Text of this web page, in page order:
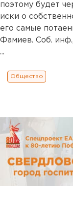
поэтому будет
иски о
его самые
Фамиев. Соб.
...
Общество